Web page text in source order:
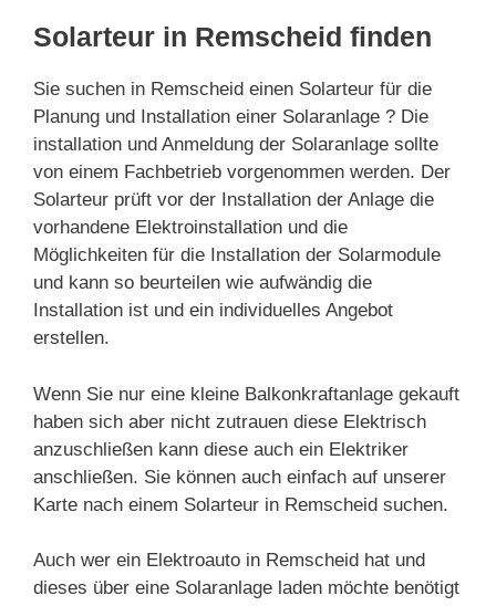
Solarteur in Remscheid finden
Sie suchen in Remscheid einen Solarteur für die
Planung und Installation einer Solaranlage ? Die
installation und Anmeldung der Solaranlage sollte
von einem Fachbetrieb vorgenommen werden. Der
Solarteur prüft vor der Installation der Anlage die
vorhandene Elektroinstallation und die
Möglichkeiten für die Installation der Solarmodule
und kann so beurteilen wie aufwändig die
Installation ist und ein individuelles Angebot
erstellen.
Wenn Sie nur eine kleine Balkonkraftanlage gekauft
haben sich aber nicht zutrauen diese Elektrisch
anzuschließen kann diese auch ein Elektriker
anschließen. Sie können auch einfach auf unserer
Karte nach einem Solarteur in Remscheid suchen.
Auch wer ein Elektroauto in Remscheid hat und
dieses über eine Solaranlage laden möchte benötigt